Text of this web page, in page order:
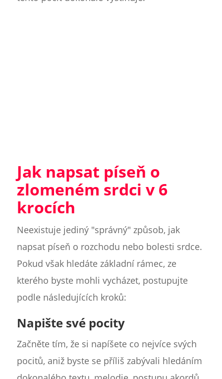
Jak napsat píseň o
zlomeném srdci v 6
krocích
Neexistuje jediný "správný" způsob, jak
napsat píseň o rozchodu nebo bolesti srdce.
Pokud však hledáte základní rámec, ze
kterého byste mohli vycházet, postupujte
podle následujících kroků:
Napište své pocity
Začněte tím, že si napíšete co nejvíce svých
pocitů, aniž byste se příliš zabývali hledáním